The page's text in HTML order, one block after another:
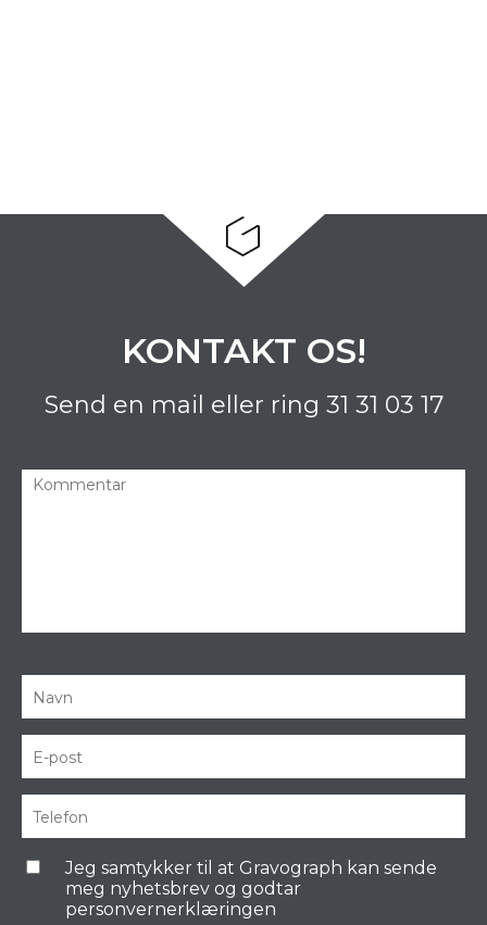
KONTAKT OS!
Send en mail eller ring 31 31 03 17
Jeg samtykker til at Gravograph kan sende
meg nyhetsbrev og godtar
personvernerklæringen